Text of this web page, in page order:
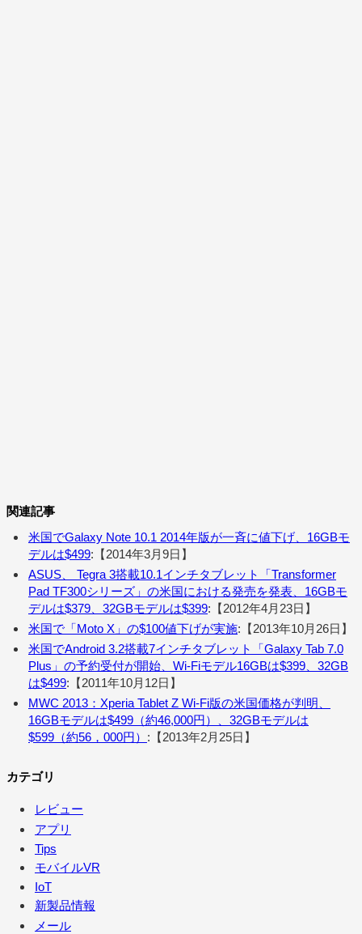
関連記事
米国でGalaxy Note 10.1 2014年版が一斉に値下げ、16GBモ
デルは$499:【2014年3月9日】
ASUS、 Tegra 3搭載10.1インチタブレット「Transformer
Pad TF300シリーズ」の米国における発売を発表、16GBモ
デルは$379、32GBモデルは$399:【2012年4月23日】
米国で「Moto X」の$100値下げが実施:【2013年10月26日】
米国でAndroid 3.2搭載7インチタブレット「Galaxy Tab 7.0
Plus」の予約受付が開始、Wi-Fiモデル16GBは$399、32GB
は$499:【2011年10月12日】
MWC 2013：Xperia Tablet Z Wi-Fi版の米国価格が判明、
16GBモデルは$499（約46,000円）、32GBモデルは
$599（約56，000円） :【2013年2月25日】
カテゴリ
レビュー
アプリ
Tips
モバイルVR
IoT
新製品情報
メール